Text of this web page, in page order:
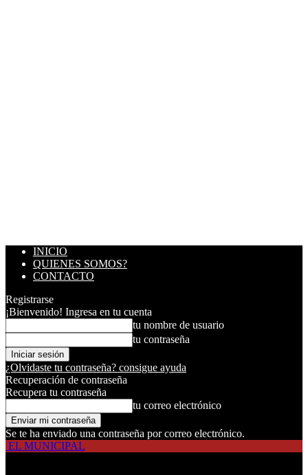
INICIO
QUIENES SOMOS?
CONTACTO
Registrarse
¡Bienvenido! Ingresa en tu cuenta
tu nombre de usuario
tu contraseña
¿Olvidaste tu contraseña? consigue ayuda
Recuperación de contraseña
Recupera tu contraseña
tu correo electrónico
Se te ha enviado una contraseña por correo electrónico.
EL MUNICIPAL